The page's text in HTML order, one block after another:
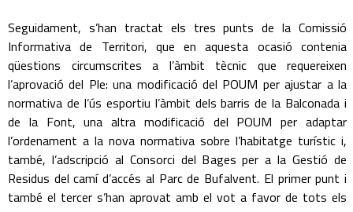
Seguidament, s’han tractat els tres punts de la Comissió
Informativa de Territori, que en aquesta ocasió contenia
qüestions circumscrites a l’àmbit tècnic que requereixen
l’aprovació del Ple: una modificació del POUM per ajustar a la
normativa de l’ús esportiu l’àmbit dels barris de la Balconada i
de la Font, una altra modificació del POUM per adaptar
l’ordenament a la nova normativa sobre l’habitatge turístic i,
també, l’adscripció al Consorci del Bages per a la Gestió de
Residus del camí d’accés al Parc de Bufalvent. El primer punt i
també el tercer s’han aprovat amb el vot a favor de tots els